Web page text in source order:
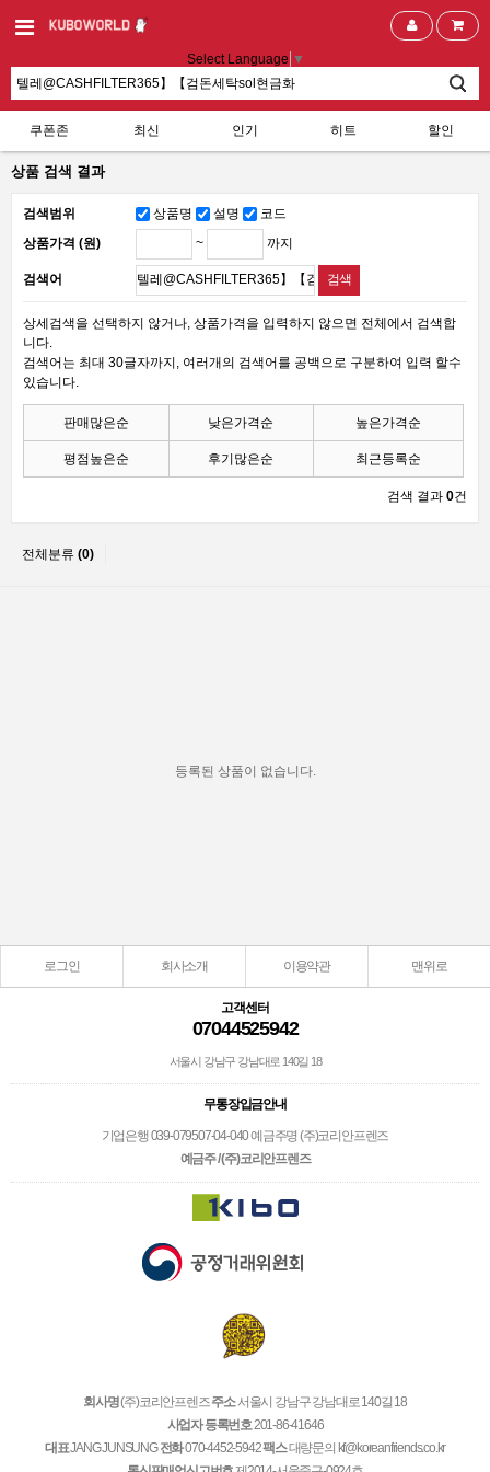
Select Language ▼
쿠폰존 최신 인기 히트 할인
상품 검색 결과
검색범위 상품명 설명
코드
상품가격 (원)
~ 까지
검색어
상세검색을 선택하지 않거나, 상품가격을 입력하지 않으면 전체에서 검색합
니다.
검색어는 최대 30글자까지, 여러개의 검색어를 공백으로 구분하여 입력 할수
있습니다.
판매많은순 낮은가격순 높은가격순
평점높은순 후기많은순 최근등록순
검색 결과 0건
전체분류 (0)
등록된 상품이 없습니다.
로그인 회사소개 이용약관 맨위로
고객센터
07044525942
서울시 강남구 강남대로 140길 18
무통장입금안내
기업은행 039-079507-04-040 예금주명 (주)코리안프렌즈
예금주 / (주)코리안프렌즈
회사명(주)코리안프렌즈주소서울시 강남구 강남대로 140길 18
사업자 등록번호201-86-41646
대표JANG JUNSUNG 전화070-4452-5942팩스대량문의 kf@koreanfriends.co.kr